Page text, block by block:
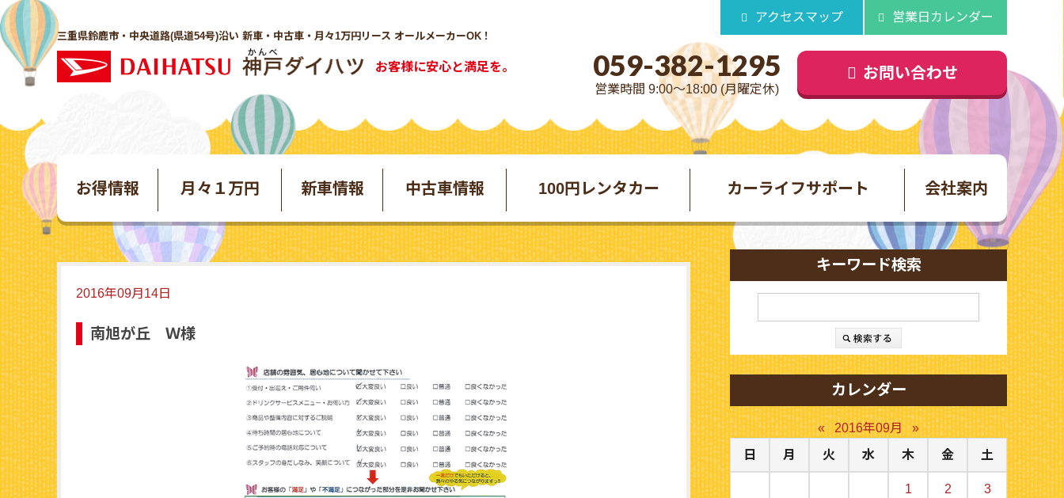
三重県鈴鹿市・中央道路(県道54号)沿い 新車・中古車・月々1万円リース オールメーカーOK！
お客様に安心と満足を。
アクセスマップ 営業日カレンダー
059-382-1295
営業時間 9:00～18:00 (月曜定休)
お問い合わせ
お得情報 月々１万円 新車情報 中古車情報 100円レンタカー カーライフサポート 会社案内
2016年09月14日
南旭が丘 Ｗ様
キーワード検索
カレンダー
« 2016年09月
»
日
月 火 水 木 金 土
1 2 3